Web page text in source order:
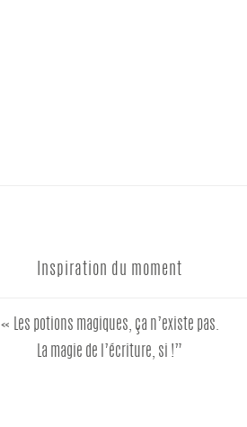
Inspiration du moment
« Les potions magiques, ça n’existe pas.
La magie de l’écriture, si !”